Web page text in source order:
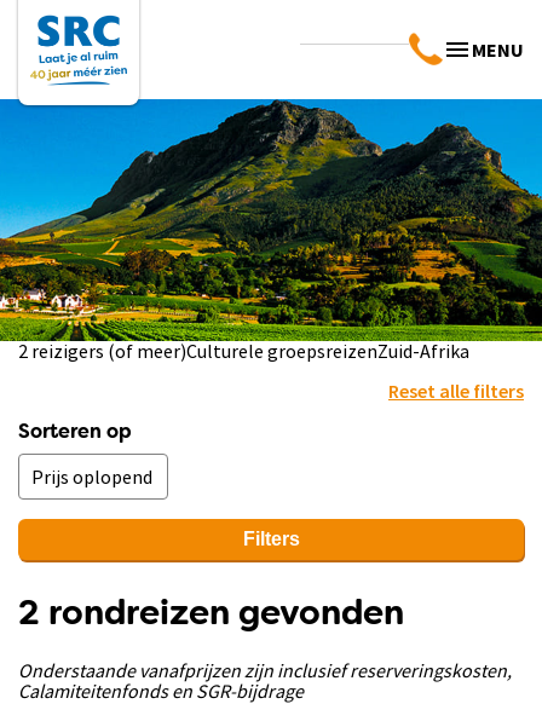
MENU
2 reizigers (of meer)Culturele groepsreizenZuid-Afrika
Reset alle filters
Sorteren op
Filters
2 rondreizen gevonden
Onderstaande vanafprijzen zijn inclusief reserveringskosten,
Calamiteitenfonds en SGR-bijdrage